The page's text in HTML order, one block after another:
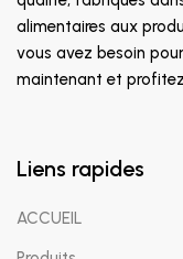
alimentaires aux
vous avez besoin
maintenant et
Liens rapides
ACCUEIL